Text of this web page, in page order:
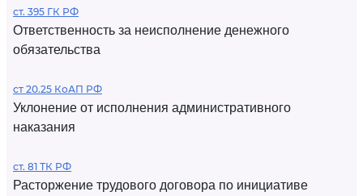
ст. 395 ГК РФ
Ответственность за неисполнение денежного
обязательства
ст 20.25 КоАП РФ
Уклонение от исполнения административного
наказания
ст. 81 ТК РФ
Расторжение трудового договора по инициативе